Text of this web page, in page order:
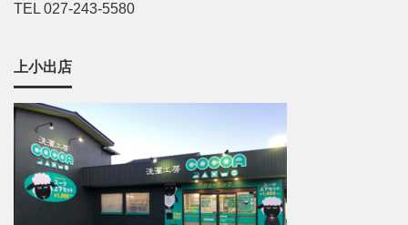
TEL 027-243-5580
上小出店